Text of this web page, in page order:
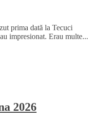
prima dată la Tecuci
impresionat. Erau multe...
2026